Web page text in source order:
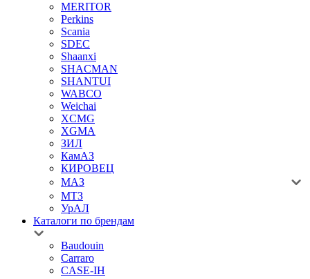
MERITOR
Perkins
Scania
SDEC
Shaanxi
SHACMAN
SHANTUI
WABCO
Weichai
XCMG
XGMA
ЗИЛ
КамАЗ
КИРОВЕЦ
МАЗ
МТЗ
УрАЛ
Каталоги по брендам
Baudouin
Carraro
CASE-IH